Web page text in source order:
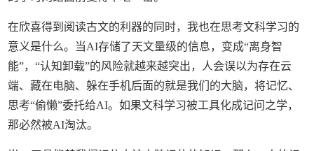
在欣喜得到阅读古文的利器的同时，我也在思考文科学习的
意义是什么。当AI存储了天文量级的信息，变成“离身智
能”，“认知卸载”的风险就越来越突出，人会误以为存在云
端、藏在电脑、躲在手机后面的就是我们的大脑，将记忆、
思考“偷懒”委托给AI。如果文科学习被工具化成记问之学，
那必然被AI淘汰。